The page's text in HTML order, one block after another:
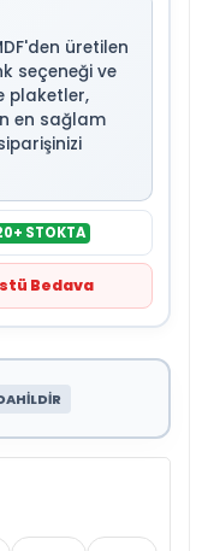
üretilen
seçeneği ve
plaketler,
en sağlam
STOKTA
Bedava